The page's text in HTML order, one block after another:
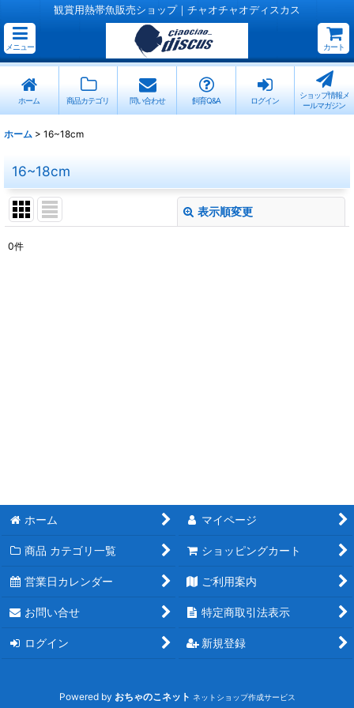
観賞用熱帯魚販売ショップ｜チャオチャオディスカス
メニュー カート
ホーム 商品カテゴリ 問い合わせ 飼育Q&A ログイン
ショップ情報メ
ールマガジン
ホーム > 16~18cm
16~18cm
表示順変更
0件
ホーム マイページ
商品 カテゴリ一覧 ショッピングカート
営業日カレンダー ご利用案内
お問い合せ 特定商取引法表示
ログイン 新規登録
Powered by おちゃのこネット ネットショップ作成サービス